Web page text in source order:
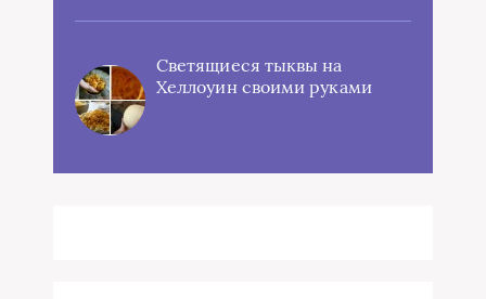
Светящиеся тыквы на
Хеллоуин своими руками